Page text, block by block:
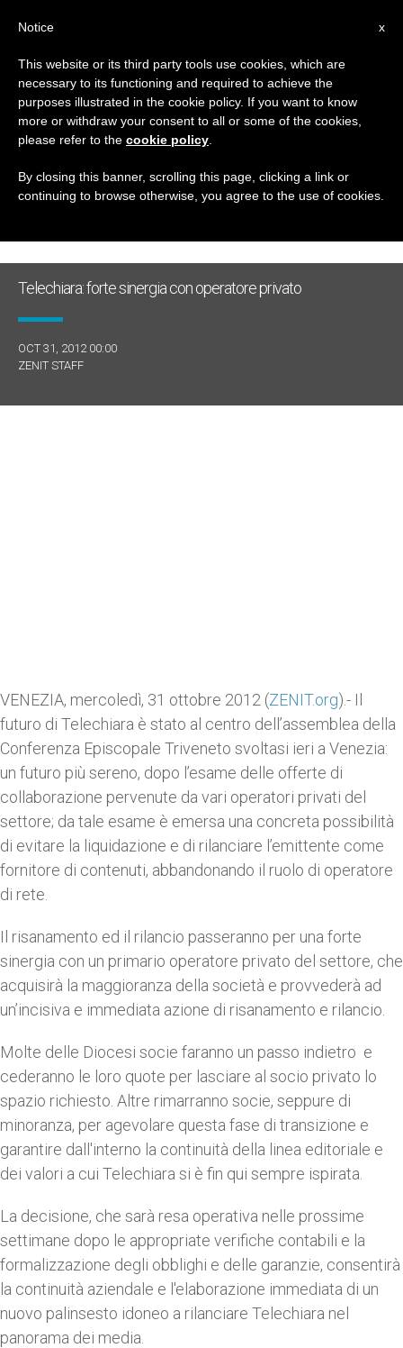
GIORNO
Ottobre 31st, 2012
ULTIME NOTIZIE
Telechiara: forte sinergia con operatore privato
OCT 31, 2012 00:00
ZENIT STAFF
VENEZIA, mercoledì, 31 ottobre 2012 (ZENIT.org).- Il
futuro di Telechiara è stato al centro dell’assemblea della
Conferenza Episcopale Triveneto svoltasi ieri a Venezia:
un futuro più sereno, dopo l’esame delle offerte di
collaborazione pervenute da vari operatori privati del
settore; da tale esame è emersa una concreta possibilità
di evitare la liquidazione e di rilanciare l’emittente come
fornitore di contenuti, abbandonando il ruolo di operatore
di rete.
Il risanamento ed il rilancio passeranno per una forte
sinergia con un primario operatore privato del settore, che
acquisirà la maggioranza della società e provvederà ad
un’incisiva e immediata azione di risanamento e rilancio.
Molte delle Diocesi socie faranno un passo indietro e
cederanno le loro quote per lasciare al socio privato lo
spazio richiesto. Altre rimarranno socie, seppure di
minoranza, per agevolare questa fase di transizione e
garantire dall'interno la continuità della linea editoriale e
dei valori a cui Telechiara si è fin qui sempre ispirata.
La decisione, che sarà resa operativa nelle prossime
settimane dopo le appropriate verifiche contabili e la
formalizzazione degli obblighi e delle garanzie, consentirà
la continuità aziendale e l'elaborazione immediata di un
nuovo palinsesto idoneo a rilanciare Telechiara nel
panorama dei media.
x
Notice
This website or its third party tools use cookies, which are
necessary to its functioning and required to achieve the
purposes illustrated in the cookie policy. If you want to know
more or withdraw your consent to all or some of the cookies,
please refer to the cookie policy
By closing this banner, scrolling this page, clicking a link or
continuing to browse otherwise, you agree to the use of cookies.